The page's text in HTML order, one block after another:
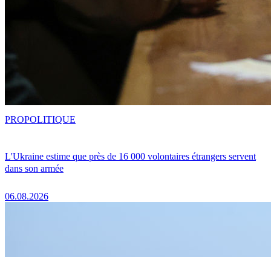
L'Ukraine estime que près de 16 000 volontaires étrangers servent
dans son armée
06.08.2026
PROPOLITIQUE